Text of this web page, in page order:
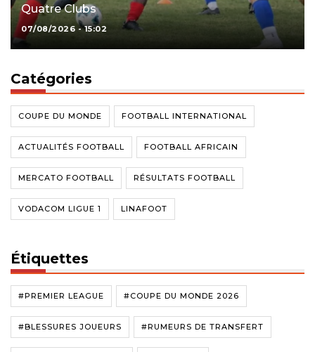
Quatre Clubs
07/08/2026 - 15:02
Catégories
COUPE DU MONDE FOOTBALL INTERNATIONAL
ACTUALITÉS FOOTBALL FOOTBALL AFRICAIN
MERCATO FOOTBALL RÉSULTATS FOOTBALL
VODACOM LIGUE 1 LINAFOOT
Étiquettes
#PREMIER LEAGUE #COUPE DU MONDE 2026
#BLESSURES JOUEURS #RUMEURS DE TRANSFERT